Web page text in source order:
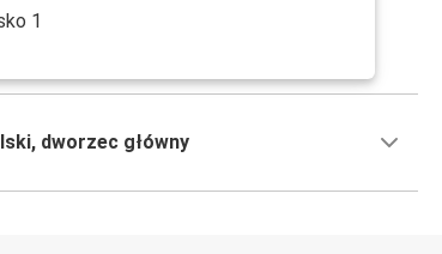
1
dworzec główny